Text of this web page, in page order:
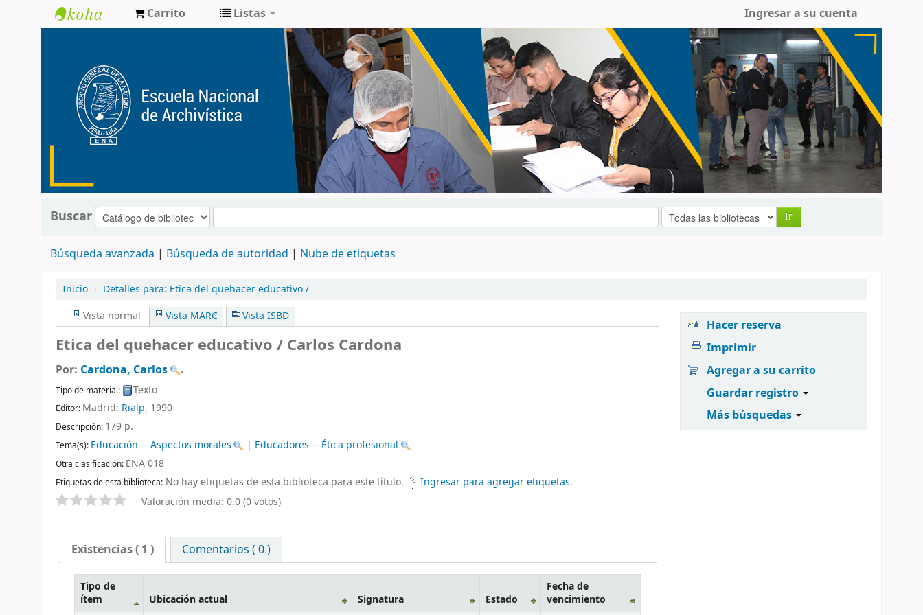
Biblioteca
ENA
Carrito Listas Ingresar a su cuenta
Buscar Ir
Búsqueda avanzada Búsqueda de autoridad Nube de etiquetas
Inicio › Detalles para: Etica del quehacer educativo /
Vista normal
Vista MARC Vista ISBD
Etica del quehacer educativo / Carlos Cardona
Por: Cardona, Carlos .
Tipo de material: Texto
Editor: Madrid: Rialp, 1990
Descripción: 179 p.
Tema(s): Educación -- Aspectos morales | Educadores -- Ética profesional
Otra clasificación: ENA 018
Etiquetas de esta biblioteca: No hay etiquetas de esta biblioteca para este título.
Ingresar para agregar etiquetas.
Valoración media: 0.0 (0 votos)
Existencias( 1 ) Comentarios ( 0 )
Tipo de
ítem
Ubicación actual Signatura Estado
Fecha de
vencimiento
Hacer reserva
Imprimir
Agregar a su carrito
Guardar registro
Más búsquedas